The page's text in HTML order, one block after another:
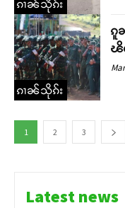
ၵၢၼ်သိုၵ်း
ၵၢၼ်သိုၵ်း
ၵူ
ၽိ
1 2 3
Latest news